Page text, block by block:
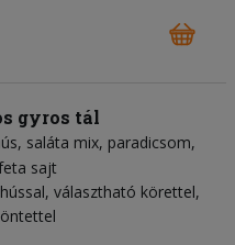
gyros tál
saláta mix paradicsom
sajt
választható körettel,